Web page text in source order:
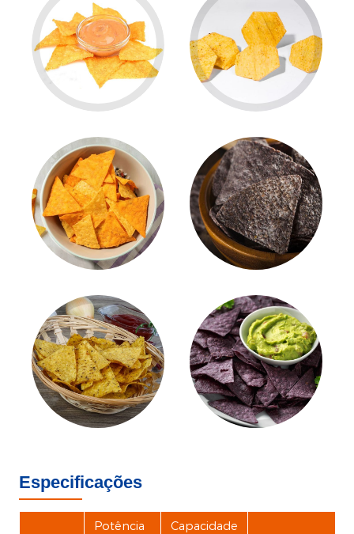
Especificações
Potência
Capacidade